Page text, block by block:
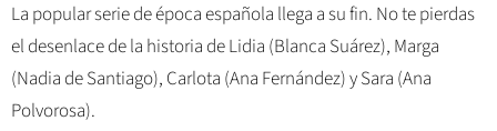
La popular serie de época española llega a su fin. No te pierdas
el desenlace de la historia de Lidia (Blanca Suárez), Marga
(Nadia de Santiago), Carlota (Ana Fernández) y Sara (Ana
Polvorosa).